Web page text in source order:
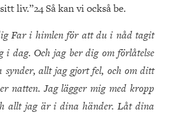
liv.”24 Så kan vi också be.
Far i himlen för att du i nåd tagit
i dag. Och jag ber dig om förlåtelse
allt jag gjort fel, och om ditt
natten. Jag lägger mig med kropp
allt jag är i dina händer. Låt dina